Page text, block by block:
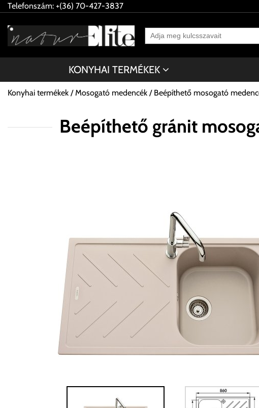
Telefonszám: +(36) 70-427-3837
KONYHAI TERMÉKEK
Konyhai termékek Mosogató medencék Beépíthető mosogató
Beépíthető gránit